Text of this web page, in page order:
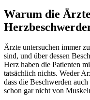
Warum die
Ärzte untersuchen immer
sind, und über dessen
Herz haben die Patienten
tatsächlich nichts. Weder
dass die Beschwerden
schon gar nicht von